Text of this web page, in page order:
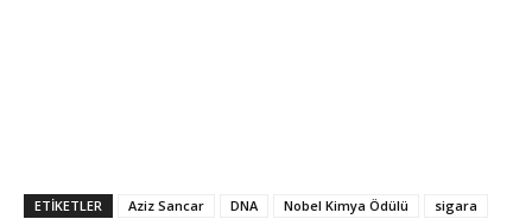
ETIKETLER Aziz Sancar DNA Nobel Kimya Ödülü sigara